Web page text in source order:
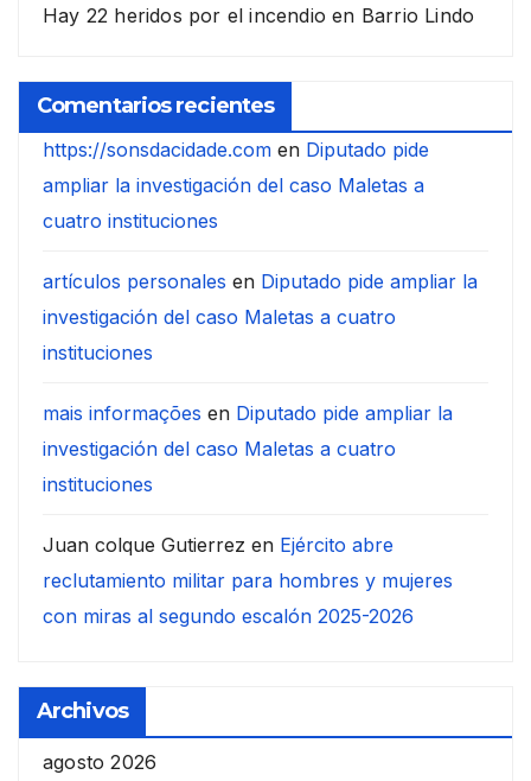
Hay 22 heridos por el incendio en Barrio Lindo
Comentarios recientes
https://sonsdacidade.com en Diputado pide
ampliar la investigación del caso Maletas a
cuatro instituciones
artículos personales en Diputado pide ampliar la
investigación del caso Maletas a cuatro
instituciones
mais informações en Diputado pide ampliar la
investigación del caso Maletas a cuatro
instituciones
Juan colque Gutierrez en Ejército abre
reclutamiento militar para hombres y mujeres
con miras al segundo escalón 2025-2026
Archivos
agosto 2026